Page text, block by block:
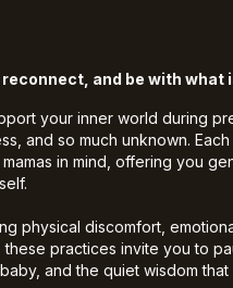
and be with what
your inner world during
and so much unknown.
in mind, offering you
physical discomfort,
these practices invite you to
and the quiet wisdom that